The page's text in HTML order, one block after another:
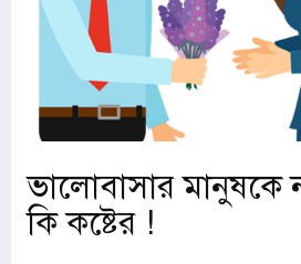
ভালোবাসার মানুষকে
কি কষ্টের !